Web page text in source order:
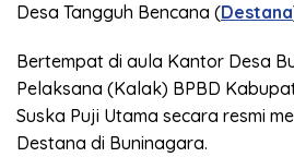
Desa Tangguh Bencana (Destana
Bertempat di aula Kantor Desa
Pelaksana (Kalak) BPBD
Suska Puji Utama secara resmi
Destana di Buninagara.